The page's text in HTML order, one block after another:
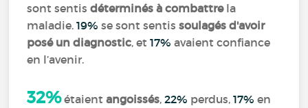
sont sentisdéterminés à combattrela
maladie.19% se sont sentissoulagés d'avoir
posé un diagnostic, et17% avaient confiance
en l’avenir.
32%étaientangoissés,22% perdus,17% en